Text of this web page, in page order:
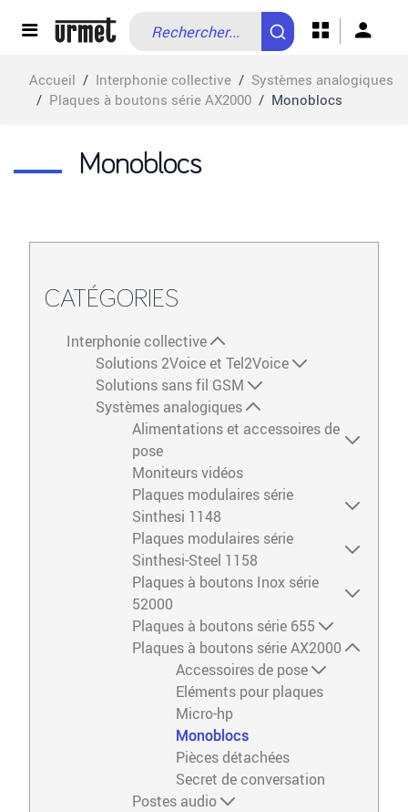
Allez au contenu
Accueil / Interphonie collective / Systèmes analogiques
/ Plaques à boutons série AX2000 / Monoblocs
Monoblocs
CATÉGORIES
Interphonie collective
Solutions 2Voice et Tel2Voice
Solutions sans fil GSM
Systèmes analogiques
Alimentations et accessoires de
pose
Moniteurs vidéos
Plaques modulaires série
Sinthesi 1148
Plaques modulaires série
Sinthesi-Steel 1158
Plaques à boutons Inox série
52000
Plaques à boutons série 655
Plaques à boutons série AX2000
Accessoires de pose
Eléments pour plaques
Micro-hp
Monoblocs
Pièces détachées
Secret de conversation
Postes audio